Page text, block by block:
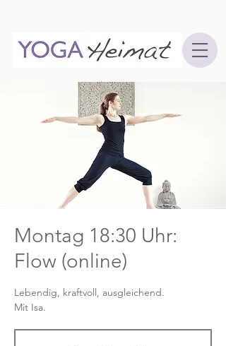
Montag 18:30 Uhr:
Flow (online)
Lebendig, kraftvoll, ausgleichend.
Mit Isa.